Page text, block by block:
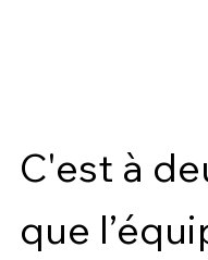
C'est à
que